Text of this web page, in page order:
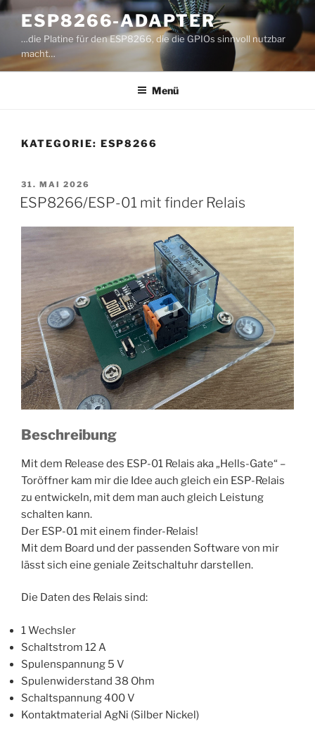
Zum
Inhalt
springen
ESP8266-ADAPTER
…die Platine für den ESP8266, die die GPIOs sinnvoll nutzbar
macht…
Menü
KATEGORIE: ESP8266
VERÖFFENTLICHT
AM
31. MAI 2026
ESP8266/ESP-01 mit finder Relais
Beschreibung
Mit dem Release des ESP-01 Relais aka „Hells-Gate“ –
Toröffner kam mir die Idee auch gleich ein ESP-Relais
zu entwickeln, mit dem man auch gleich Leistung
schalten kann.
Der ESP-01 mit einem finder-Relais!
Mit dem Board und der passenden Software von mir
lässt sich eine geniale Zeitschaltuhr darstellen.
Die Daten des Relais sind:
1 Wechsler
Schaltstrom 12 A
Spulenspannung 5 V
Spulenwiderstand 38 Ohm
Schaltspannung 400 V
Kontaktmaterial AgNi (Silber Nickel)